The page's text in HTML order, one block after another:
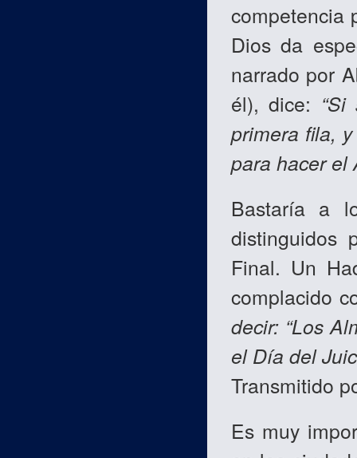
competencia
Dios da
narrado por
él), dice:
primera fila,
para hacer el
Bastaría a
Final. Un
complacido
decir: “Los
el Día del
Transmitido
Es muy